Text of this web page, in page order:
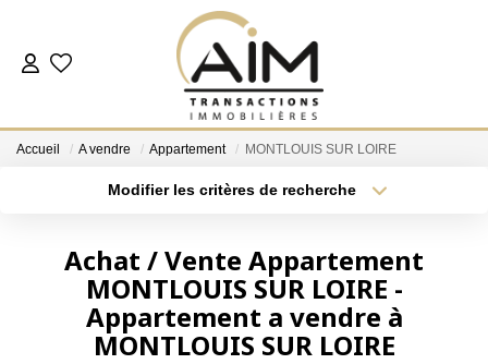
ACHETER
Les Agences
Notre Équipe
Accueil A vendre Appartement MONTLOUIS SUR LOIRE
Modifier les critères de recherche
Surface min Budget max
Plus de critères Créer une alerte
Achat / Vente Appartement
MONTLOUIS SUR LOIRE -
Appartement a vendre à
MONTLOUIS SUR LOIRE